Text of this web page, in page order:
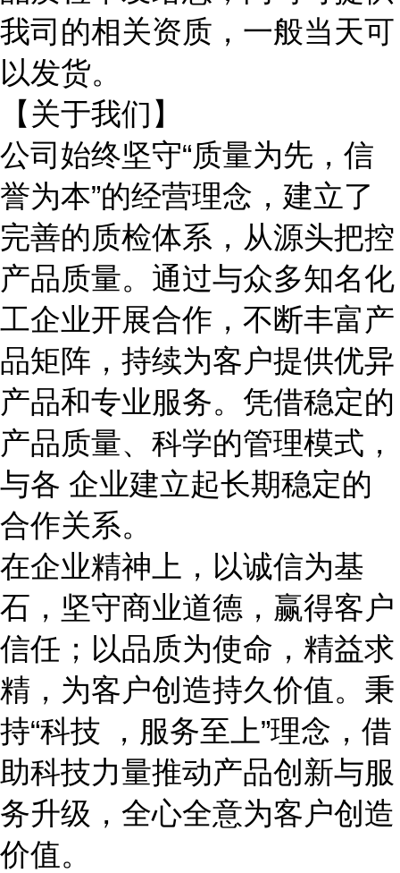
我司的相关资质，一般当天可
以发货。
【关于我们】
公司始终坚守“质量为先，信
誉为本”的经营理念，建立了
完善的质检体系，从源头把控
产品质量。通过与众多知名化
工企业开展合作，不断丰富产
品矩阵，持续为客户提供优异
产品和专业服务。凭借稳定的
产品质量、科学的管理模式，
与各 企业建立起长期稳定的
合作关系。
在企业精神上，以诚信为基
石，坚守商业道德，赢得客户
信任；以品质为使命，精益求
精，为客户创造持久价值。秉
持“科技 ，服务至上”理念，借
助科技力量推动产品创新与服
务升级，全心全意为客户创造
价值。